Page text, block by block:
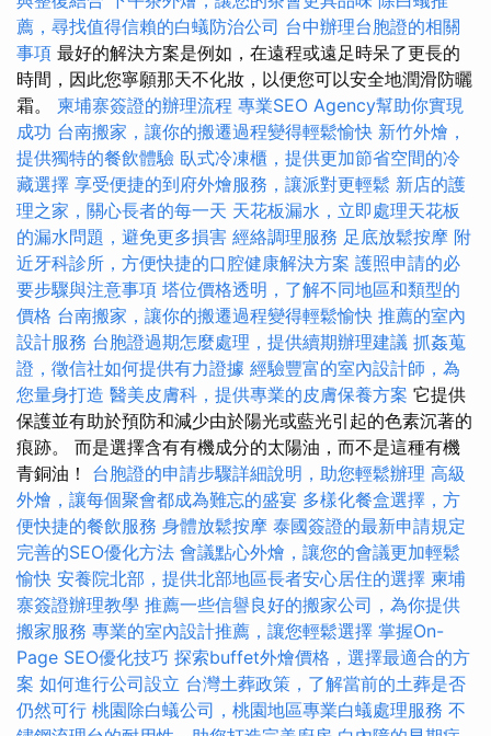
薦，尋找值得信賴的白蟻防治公司 台中辦理台胞證的相關
事項 最好的解決方案是例如，在遠程或遠足時呆了更長的
時間，因此您寧願那天不化妝，以便您可以安全地潤滑防曬
霜。 柬埔寨簽證的辦理流程 專業SEO Agency幫助你實現
成功 台南搬家，讓你的搬遷過程變得輕鬆愉快 新竹外燴，
提供獨特的餐飲體驗 臥式冷凍櫃，提供更加節省空間的冷
藏選擇 享受便捷的到府外燴服務，讓派對更輕鬆 新店的護
理之家，關心長者的每一天 天花板漏水，立即處理天花板
的漏水問題，避免更多損害 經絡調理服務 足底放鬆按摩 附
近牙科診所，方便快捷的口腔健康解決方案 護照申請的必
要步驟與注意事項 塔位價格透明，了解不同地區和類型的
價格 台南搬家，讓你的搬遷過程變得輕鬆愉快 推薦的室內
設計服務 台胞證過期怎麼處理，提供續期辦理建議 抓姦蒐
證，徵信社如何提供有力證據 經驗豐富的室內設計師，為
您量身打造 醫美皮膚科，提供專業的皮膚保養方案 它提供
保護並有助於預防和減少由於陽光或藍光引起的色素沉著的
痕跡。 而是選擇含有有機成分的太陽油，而不是這種有機
青銅油！ 台胞證的申請步驟詳細說明，助您輕鬆辦理 高級
外燴，讓每個聚會都成為難忘的盛宴 多樣化餐盒選擇，方
便快捷的餐飲服務 身體放鬆按摩 泰國簽證的最新申請規定
完善的SEO優化方法 會議點心外燴，讓您的會議更加輕鬆
愉快 安養院北部，提供北部地區長者安心居住的選擇 柬埔
寨簽證辦理教學 推薦一些信譽良好的搬家公司，為你提供
搬家服務 專業的室內設計推薦，讓您輕鬆選擇 掌握On-
Page SEO優化技巧 探索buffet外燴價格，選擇最適合的方
案 如何進行公司設立 台灣土葬政策，了解當前的土葬是否
仍然可行 桃園除白蟻公司，桃園地區專業白蟻處理服務 不